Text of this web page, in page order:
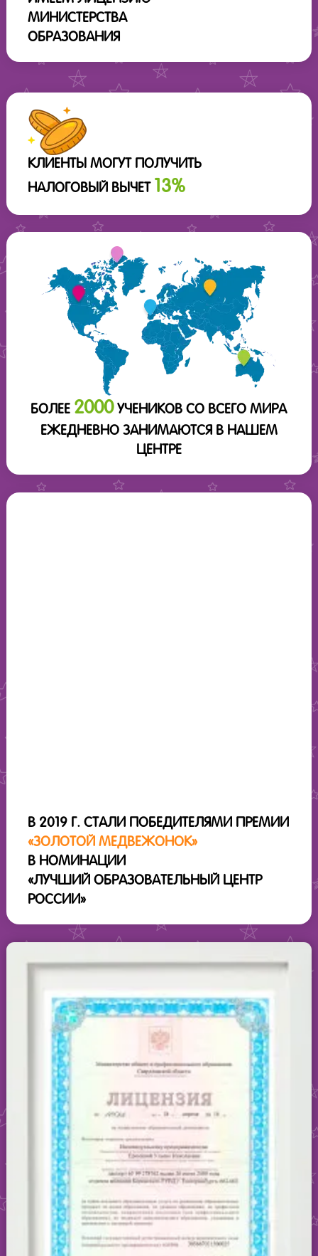
МИНИСТЕРСТВА
ОБРАЗОВАНИЯ
КЛИЕНТЫ МОГУТ ПОЛУЧИТЬ
НАЛОГОВЫЙ ВЫЧЕТ
13%
БОЛЕЕ 2000УЧЕНИКОВ СО ВСЕГО МИРА
ЕЖЕДНЕВНО ЗАНИМАЮТСЯ В НАШЕМ
ЦЕНТРЕ
В 2019 Г. СТАЛИ ПОБЕДИТЕЛЯМИ ПРЕМИИ
«ЗОЛОТОЙ МЕДВЕЖОНОК»
В НОМИНАЦИИ
«ЛУЧШИЙ ОБРАЗОВАТЕЛЬНЫЙ ЦЕНТР
РОССИИ»